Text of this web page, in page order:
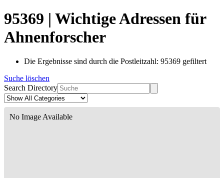
95369 | Wichtige Adressen für
Ahnenforscher
Die Ergebnisse sind durch die Postleitzahl: 95369 gefiltert
Suche löschen
Search Directory
No Image Available